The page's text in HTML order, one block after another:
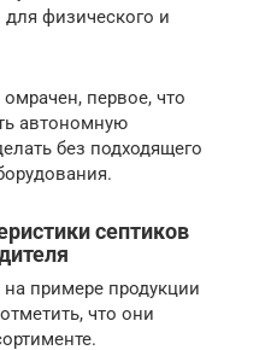
физического и
первое, что
автономную
без подходящего
септиков
примере продукции
что они